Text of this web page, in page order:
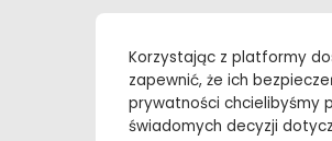
Korzystając z platformy
zapewnić, że ich
prywatności chcielibyśmy
świadomych decyzji